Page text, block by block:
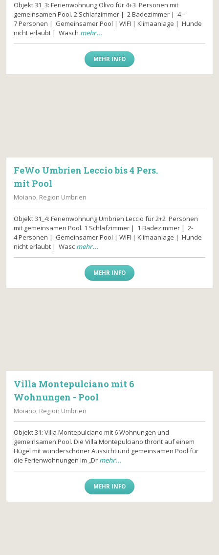
Objekt 31_3: Ferienwohnung Olivo für 4+3 Personen mit
gemeinsamen Pool. 2 Schlafzimmer | 2 Badezimmer | 4 –
7 Personen | Gemeinsamer Pool | WIFI | Klimaanlage | Hunde
nicht erlaubt | Wasch mehr...
MEHR INFO
FeWo Umbrien Leccio bis 4 Pers.
mit Pool
Moiano, Region Umbrien
Objekt 31_4: Ferienwohnung Umbrien Leccio für 2+2 Personen
mit gemeinsamen Pool. 1 Schlafzimmer | 1 Badezimmer | 2-
4 Personen | Gemeinsamer Pool | WIFI | Klimaanlage | Hunde
nicht erlaubt | Wasc mehr...
MEHR INFO
Villa Montepulciano mit 6
Wohnungen - Pool
Moiano, Region Umbrien
Objekt 31: Villa Montepulciano mit 6 Wohnungen und
gemeinsamen Pool. Die Villa Montepulciano thront auf einem
Hügel mit wunderschöner Aussicht und gemeinsamen Pool für
die Ferienwohnungen im „Dr mehr...
MEHR INFO